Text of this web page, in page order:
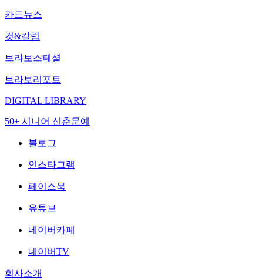
카드뉴스
컷&칼럼
브라보스페셜
브라보리포트
DIGITAL LIBRARY
50+ 시니어 신춘문예
블로그
인스타그램
페이스북
유튜브
네이버카페
네이버TV
회사소개